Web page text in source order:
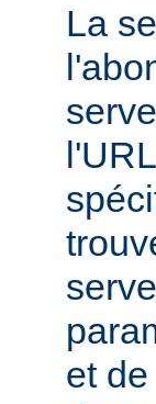
La
et